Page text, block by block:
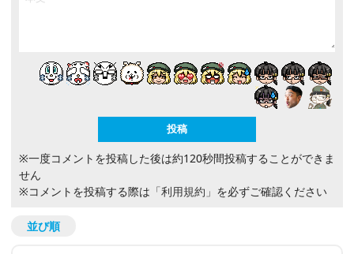
※一度コメントを投稿した後は約120秒間投稿することができま
せん
※コメントを投稿する際は 「利用規約」 を必ずご確認ください
並び順